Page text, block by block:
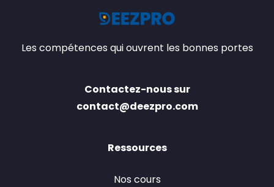
Les compétences qui ouvrent les bonnes portes
Contactez-nous sur
contact@deezpro.com
Ressources
Nos cours